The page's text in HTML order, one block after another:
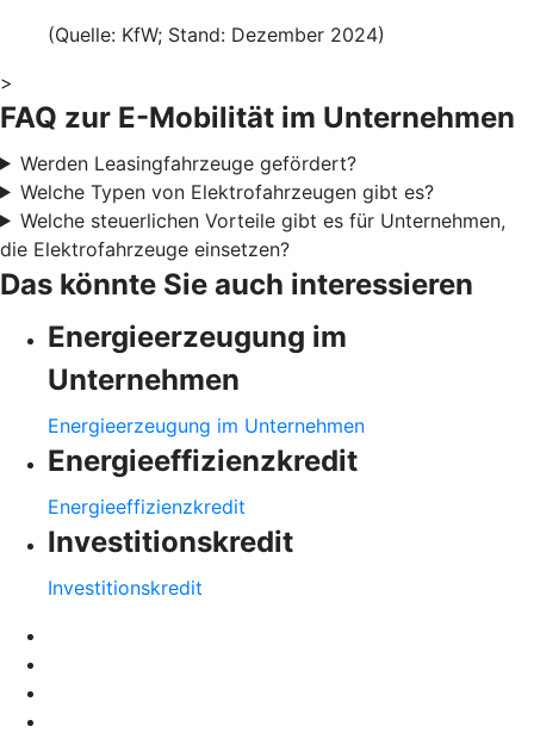
(Quelle: KfW; Stand: Dezember 2024)
>
FAQ zur E-Mobilität im Unternehmen
Werden Leasingfahrzeuge gefördert?
Welche Typen von Elektrofahrzeugen gibt es?
Welche steuerlichen Vorteile gibt es für Unternehmen,
die Elektrofahrzeuge einsetzen?
Das könnte Sie auch interessieren
Energieerzeugung im
Unternehmen
Energieerzeugung im Unternehmen
Energieeffizienzkredit
Energieeffizienzkredit
Investitionskredit
Investitionskredit